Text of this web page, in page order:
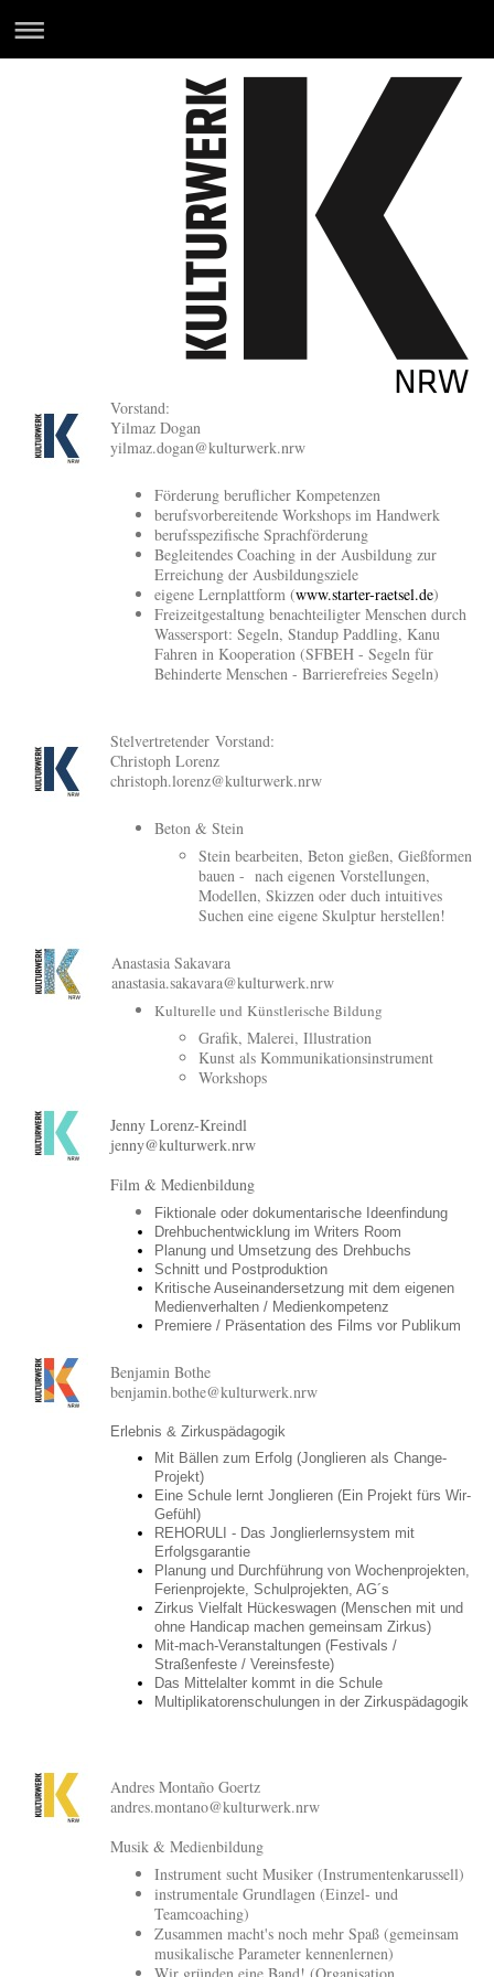
Vorstand:
Yilmaz Dogan
yilmaz.dogan@kulturwerk.nrw
Förderung beruflicher Kompetenzen
berufsvorbereitende Workshops im Handwerk
berufsspezifische Sprachförderung
Begleitendes Coaching in der Ausbildung zur
Erreichung der Ausbildungsziele
eigene Lernplattform (www.starter-raetsel.de)
Freizeitgestaltung benachteiligter Menschen durch
Wassersport: Segeln, Standup Paddling, Kanu
Fahren in Kooperation (SFBEH - Segeln für
Behinderte Menschen - Barrierefreies Segeln)
Stelvertretender Vorstand:
Christoph Lorenz
christoph.lorenz@kulturwerk.nrw
Beton & Stein
Stein bearbeiten, Beton gießen, Gießformen
bauen - nach eigenen Vorstellungen,
Modellen, Skizzen oder duch intuitives
Suchen eine eigene Skulptur herstellen!
Anastasia Sakavara
anastasia.sakavara@kulturwerk.nrw
Kulturelle und Künstlerische Bildung
Grafik, Malerei, Illustration
Kunst als Kommunikationsinstrument
Workshops
Jenny Lorenz-Kreindl
jenny@kulturwerk.nrw
Film & Medienbildung
Fiktionale oder dokumentarische Ideenfindung
Drehbuchentwicklung im Writers Room
Planung und Umsetzung des Drehbuchs
Schnitt und Postproduktion
Kritische Auseinandersetzung mit dem eigenen
Medienverhalten / Medienkompetenz
Premiere / Präsentation des Films vor Publikum
Benjamin Bothe
benjamin.bothe@kulturwerk.nrw
Erlebnis & Zirkuspädagogik
Mit Bällen zum Erfolg (Jonglieren als Change-
Projekt)
Eine Schule lernt Jonglieren (Ein Projekt fürs Wir-
Gefühl)
REHORULI - Das Jonglierlernsystem mit
Erfolgsgarantie
Planung und Durchführung von Wochenprojekten,
Ferienprojekte, Schulprojekten, AG´s
Zirkus Vielfalt Hückeswagen (Menschen mit und
ohne Handicap machen gemeinsam Zirkus)
Mit-mach-Veranstaltungen (Festivals /
Straßenfeste / Vereinsfeste)
Das Mittelalter kommt in die Schule
Multiplikatorenschulungen in der Zirkuspädagogik
Andres Montaño Goertz
andres.montano@kulturwerk.nrw
Musik & Medienbildung
Instrument sucht Musiker (Instrumentenkarussell)
instrumentale Grundlagen (Einzel- und
Teamcoaching)
Zusammen macht's noch mehr Spaß (gemeinsam
musikalische Parameter kennenlernen)